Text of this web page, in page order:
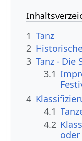
1 Tanz
2
3 Tanz - Die
3.1
4
4.1
4.2
oder